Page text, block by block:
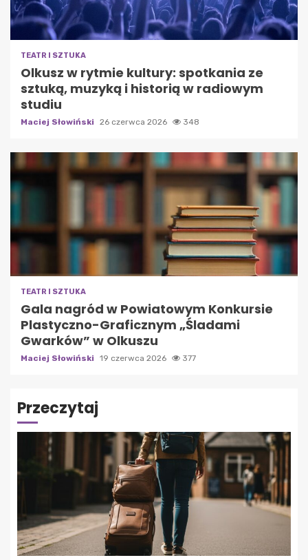
TEATR I SZTUKA
Olkusz w rytmie kultury: spotkania ze
sztuką, muzyką i historią w radiowym
studiu
Maciej Słowiński 26 czerwca 2026 348
TEATR I SZTUKA
Gala nagród w Powiatowym Konkursie
Plastyczno-Graficznym „Śladami
Gwarków” w Olkuszu
Maciej Słowiński 19 czerwca 2026 377
Przeczytaj